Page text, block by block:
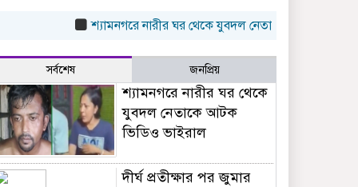
শ্যামনগরে নারীর ঘর থেকে যুবদল নেতাকে আটক ভিডিও
সর্বশেষ জনপ্রিয়
শ্যামনগরে নারীর ঘর থেকে
যুবদল নেতাকে আটক
ভিডিও ভাইরাল
দীর্ঘ প্রতীক্ষার পর জুমার